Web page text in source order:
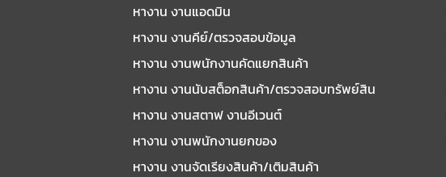
หางาน งานแอดมิน
หางาน งานคีย์/ตรวจสอบข้อมูล
หางาน งานพนักงานคัดแยกสินค้า
หางาน งานนับสต็อกสินค้า/ตรวจสอบทรัพย์สิน
หางาน งานสตาฟ งานอีเวนต์
หางาน งานพนักงานยกของ
หางาน งานจัดเรียงสินค้า/เติมสินค้า